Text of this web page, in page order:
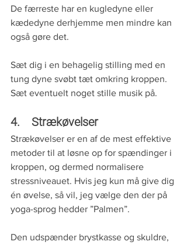
De færreste har en kugledyne eller
kædedyne derhjemme men mindre kan
også gøre det.
Sæt dig i en behagelig stilling med en
tung dyne svøbt tæt omkring kroppen.
Sæt eventuelt noget stille musik på.
4.    Strækøvelser
Strækøvelser er en af de mest effektive
metoder til at løsne op for spændinger i
kroppen, og dermed normalisere
stressniveauet. Hvis jeg kun må give dig
én øvelse, så vil, jeg vælge den der på
yoga-sprog hedder ”Palmen”.
Den udspænder brystkasse og skuldre,